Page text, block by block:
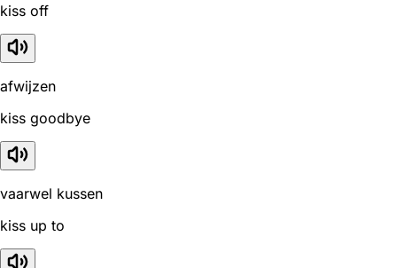
kiss off
afwijzen
kiss goodbye
vaarwel kussen
kiss up to